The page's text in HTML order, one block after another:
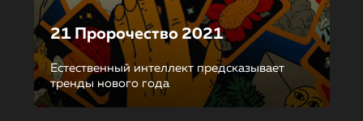
21 Пророчество 2021
Естественный интеллект предсказывает
тренды нового года